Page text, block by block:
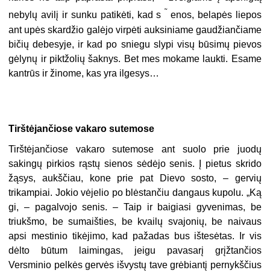
nebylų avilį ir sunku patikėti, kad s ˜ enos, belapės liepos
ant upės skardžio galėjo virpėti auksiniame gaudžiančiame
bičių debesyje, ir kad po sniegu slypi visų būsimų pievos
gėlynų ir piktžolių šaknys. Bet mes mokame laukti. Esame
kantrūs ir žinome, kas yra ilgesys…
Tirštėjančiose vakaro sutemose
Tirštėjančiose vakaro sutemose ant suolo prie juodų
sakingų pirkios rąstų sienos sėdėjo senis. Į pietus skrido
žąsys, aukščiau, kone prie pat Dievo sosto, – gervių
trikampiai. Jokio vėjelio po blėstančiu dangaus kupolu. „Ką
gi, – pagalvojo senis. – Taip ir baigiasi gyvenimas, be
triukšmo, be sumaišties, be kvailų svajonių, be naivaus
apsi mestinio tikėjimo, kad pažadas bus ištesėtas. Ir vis
dėlto būtum laimingas, jeigu pavasarį grįžtančios
Versminio pelkės gervės išvystų tave grėbiantį pernykščius